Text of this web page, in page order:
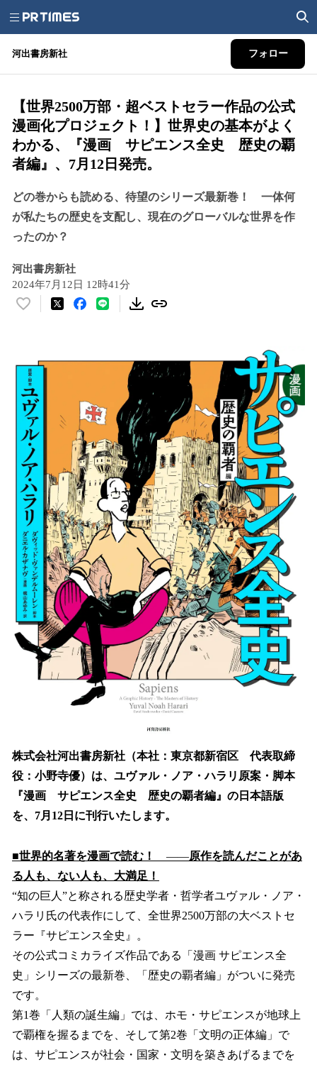
河出書房新社 フォロー
【世界2500万部・超ベストセラー作品の公式
漫画化プロジェクト！】世界史の基本がよく
わかる、『漫画 サピエンス全史 歴史の覇
者編』、7月12日発売。
どの巻からも読める、待望のシリーズ最新巻！ 一体何
が私たちの歴史を支配し、現在のグローバルな世界を作
ったのか？
河出書房新社
2024年7月12日 12時41分
い
数
を
読
み
込
み
中
で
す
株式会社河出書房新社（本社：東京都新宿区 代表取締
役：小野寺優）は、ユヴァル・ノア・ハラリ原案・脚本
『漫画 サピエンス全史 歴史の覇者編』の日本語版
を、7月12日に刊行いたします。
■世界的名著を漫画で読む！ ――原作を読んだことがあ
る人も、ない人も、大満足！
“知の巨人”と称される歴史学者・哲学者ユヴァル・ノア・
ハラリ氏の代表作にして、全世界2500万部の大ベストセ
ラー『サピエンス全史』。
その公式コミカライズ作品である「漫画 サピエンス全
史」シリーズの最新巻、「歴史の覇者編」がついに発売
です。
第1巻「人類の誕生編」では、ホモ・サピエンスが地球上
で覇権を握るまでを、そして第2巻「文明の正体編」で
は、サピエンスが社会・国家・文明を築きあげるまでを